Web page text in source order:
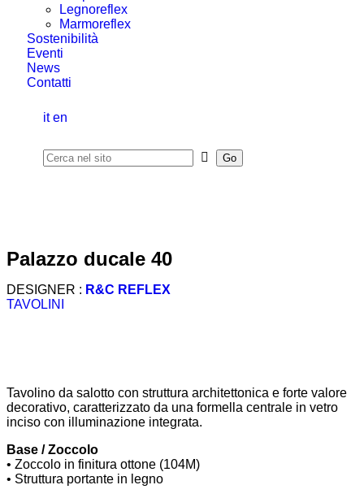
Legnoreflex
Marmoreflex
Sostenibilità
Eventi
News
Contatti
it en
palazzo ducale 40
DESIGNER : R&C REFLEX
TAVOLINI
Tavolino da salotto con struttura architettonica e forte valore
decorativo, caratterizzato da una formella centrale in vetro
inciso con illuminazione integrata.
Base / Zoccolo
• Zoccolo in finitura ottone (104M)
• Struttura portante in legno